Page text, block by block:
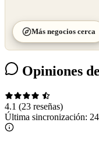
Más negocios cerca
Opiniones
4.1 (23 reseñas)
Última sincronización: